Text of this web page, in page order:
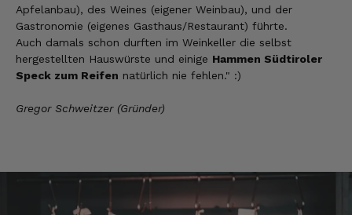
Apfelanbau), des Weines (eigener Weinbau), und der
Gastronomie (eigenes Gasthaus/Restaurant) führte.
Auch damals schon durften im Weinkeller die selbst
hergestellten Hauswürste und einige Hammen Südtiroler
Speck zum Reifen natürlich nie fehlen." :)
Gregor Schweitzer (Gründer)
Super Ware gerne wieder
Verifizierter Kunde
Verifizierter Kunde